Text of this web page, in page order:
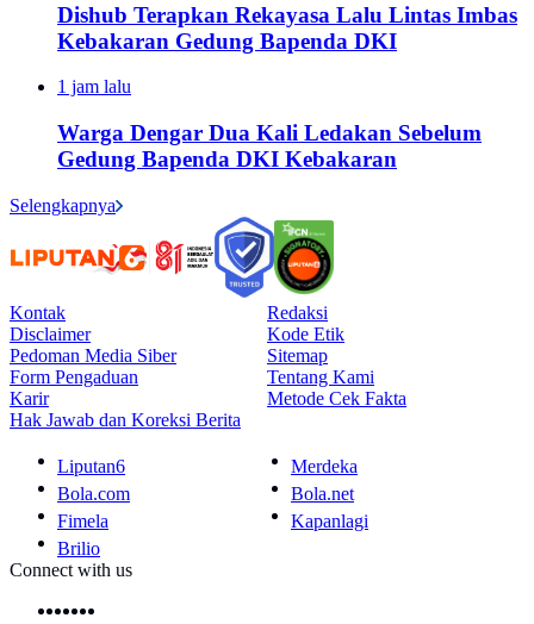
Dishub Terapkan Rekayasa Lalu Lintas Imbas
Kebakaran Gedung Bapenda DKI
1 jam lalu
Warga Dengar Dua Kali Ledakan Sebelum
Gedung Bapenda DKI Kebakaran
Selengkapnya
Kontak
Redaksi
Disclaimer
Kode Etik
Pedoman Media Siber
Sitemap
Form Pengaduan
Tentang Kami
Karir
Metode Cek Fakta
Hak Jawab dan Koreksi Berita
Liputan6
Merdeka
Bola.com
Bola.net
Fimela
Kapanlagi
Brilio
Connect with us